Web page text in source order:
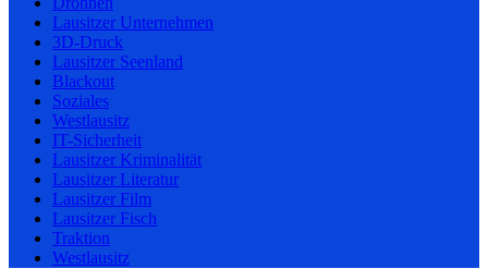
Lausitzer Unternehmen
3D-Druck
Lausitzer Seenland
Blackout
Soziales
Westlausitz
IT-Sicherheit
Lausitzer Kriminalität
Lausitzer Literatur
Lausitzer Film
Lausitzer Fisch
Traktion
Westlausitz